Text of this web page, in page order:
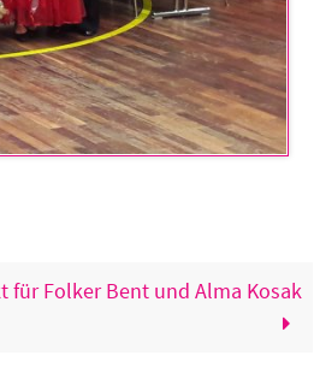
für Folker Bent und Alma Kosak